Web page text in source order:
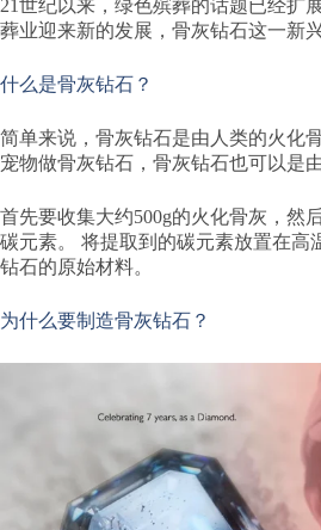
21世纪以来，绿色殡葬的话题已经扩
葬业迎来新的发展，骨灰钻石这一新
什么是骨灰钻石？
简单来说，骨灰钻石是由人类的火化
宠物做骨灰钻石，骨灰钻石也可以是
首先要收集大约500g的火化骨灰，然
碳元素。 将提取到的碳元素放置在高
钻石的原始材料。
为什么要制造骨灰钻石？